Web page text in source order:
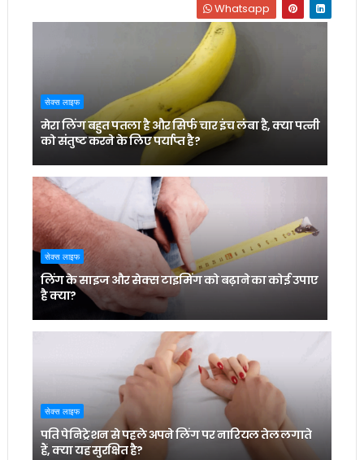
Whatsapp
सेक्स लाइफ
मेरा लिंग बहुत पतला है और सिर्फ चार इंच लंबा है, क्या पत्नी
को संतुष्ट करने के लिए पर्याप्त है?
सेक्स लाइफ
लिंग के साइज और सेक्स टाइमिंग को बढ़ाने का कोई उपाए
है क्या?
सेक्स लाइफ
पति पेनिट्रेशन से पहले अपने लिंग पर नारियल तेल लगाते
हैं, क्या यह सुरक्षित है?